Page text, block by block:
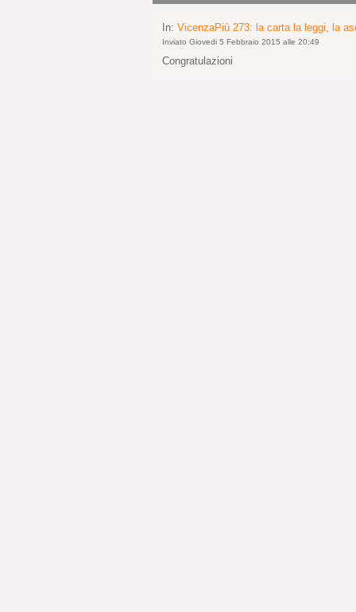
In: VicenzaPiù 273: la carta la leggi, la
Inviato Giovedi 5 Febbraio 2015 alle 20:49
Congratulazioni